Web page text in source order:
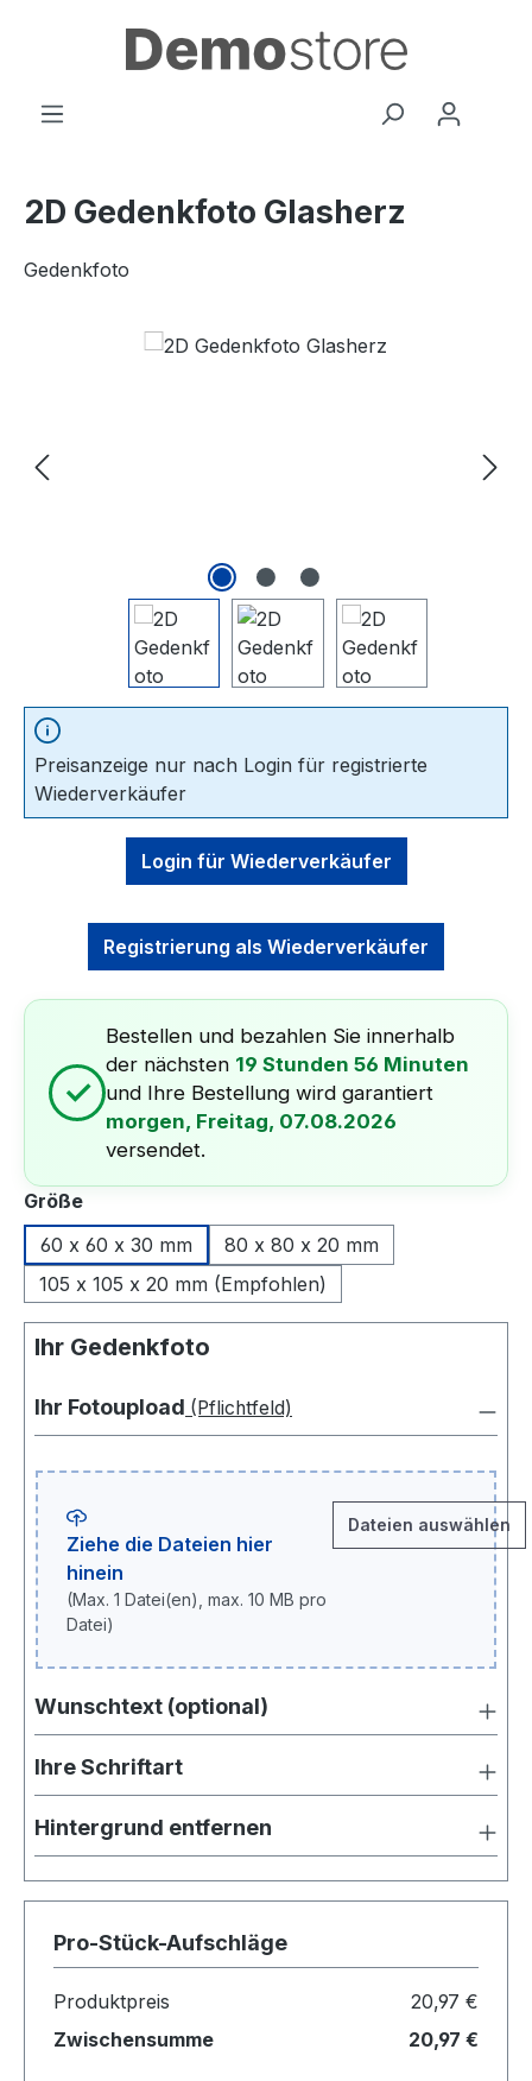
Zum Hauptinhalt springen
2D Gedenkfoto Glasherz
Gedenkfoto
Bildergalerie überspringen
Preisanzeige nur nach Login für registrierte
Wiederverkäufer
Login für Wiederverkäufer
Registrierung als Wiederverkäufer
✓
Bestellen und bezahlen Sie innerhalb
der nächsten 19 Stunden 56 Minuten
und Ihre Bestellung wird garantiert
morgen, Freitag, 07.08.2026
versendet.
Größeauswählen
60 x 60 x 30 mm
80 x 80 x 20 mm
105 x 105 x 20 mm (Empfohlen)
Ihr Gedenkfoto
Ihr Fotoupload (Pflichtfeld)
Ziehe die Dateien hier
hinein
(Max. 1 Datei(en), max. 10 MB pro
Datei)
Dateien auswählen
Wunschtext (optional)
Ihre Schriftart
Hintergrund entfernen
Pro-Stück-Aufschläge
Produktpreis
20,97 €
Zwischensumme
20,97 €